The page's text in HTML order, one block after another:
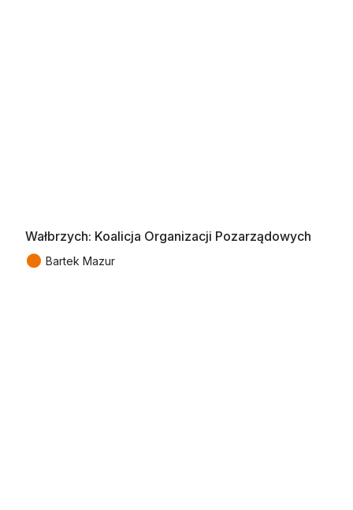
Wałbrzych: Koalicja Organizacji Pozarządowych
● Bartek Mazur